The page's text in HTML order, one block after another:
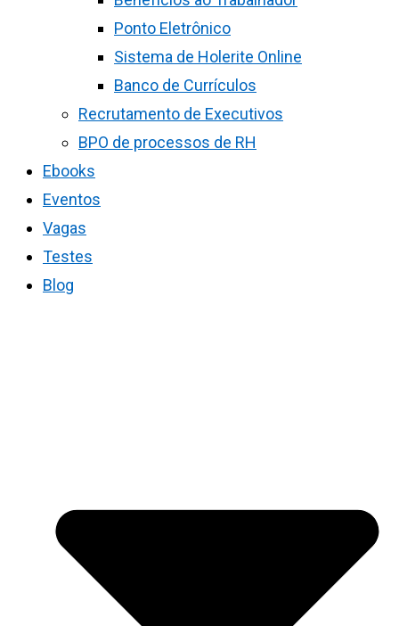
Ponto Eletrônico
Sistema de Holerite Online
Banco de Currículos
Recrutamento de Executivos
BPO de processos de RH
Ebooks
Eventos
Vagas
Testes
Blog